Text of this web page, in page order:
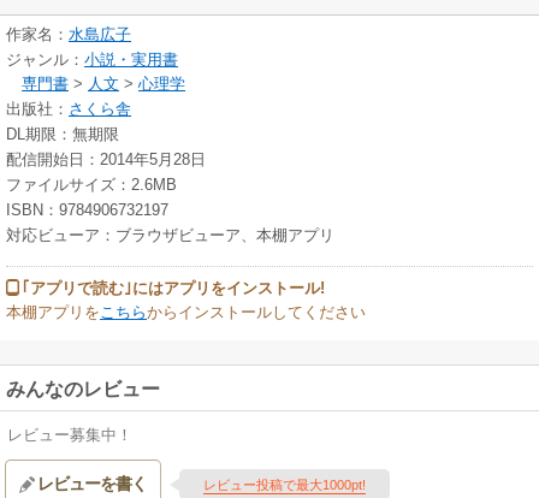
作家名： 水島広子
ジャンル： 小説・実用書
専門書 > 人文 > 心理学
出版社： さくら舎
DL期限：無期限
配信開始日：2014年5月28日
ファイルサイズ：2.6MB
ISBN：9784906732197
対応ビューア：ブラウザビューア、本棚アプリ
｢アプリで読む｣にはアプリをインストール!
本棚アプリを こちらからインストールしてください
みんなのレビュー
レビュー募集中！
レビューを書く レビュー投稿で最大1000pt!